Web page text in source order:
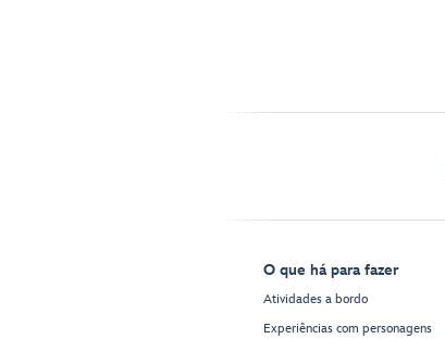
O que há para fazer
Atividades a bordo
Experiências com personagens